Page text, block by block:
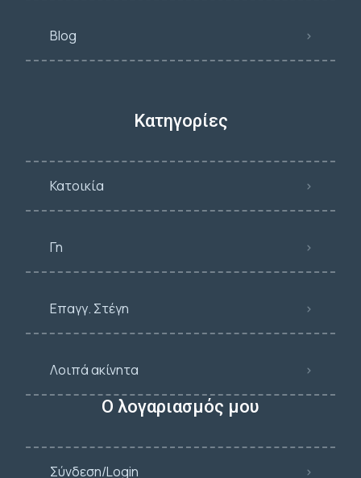
Blog
Κατηγορίες
Κατοικία
Γη
Επαγγ. Στέγη
Λοιπά ακίνητα
Ο λογαριασμός μου
Σύνδεση/Login